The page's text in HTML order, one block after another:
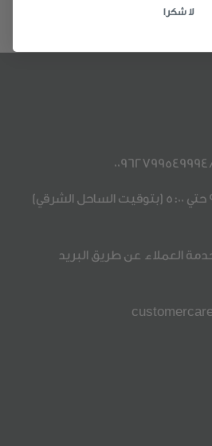
00962799549994
خطوطنا مفتوحة: من 9:00 حتي 5:00 (بتوقيت الساحل الشرقي)
العملاء عن طريق البريد
لا شكرا